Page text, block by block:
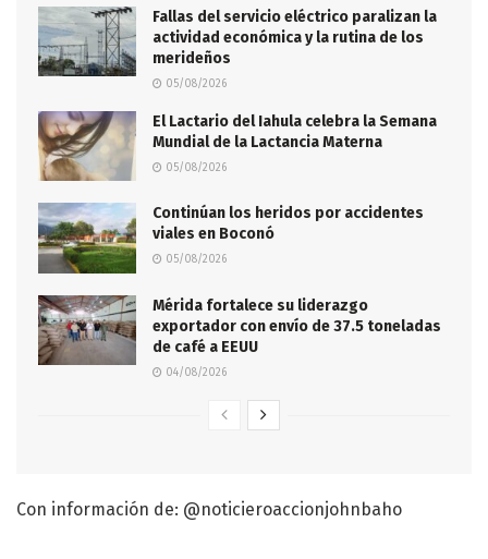
Fallas del servicio eléctrico paralizan la
actividad económica y la rutina de los
merideños
05/08/2026
El Lactario del Iahula celebra la Semana
Mundial de la Lactancia Materna
05/08/2026
Continúan los heridos por accidentes
viales en Boconó
05/08/2026
Mérida fortalece su liderazgo
exportador con envío de 37.5 toneladas
de café a EEUU
04/08/2026
Con información de: @noticieroaccionjohnbaho